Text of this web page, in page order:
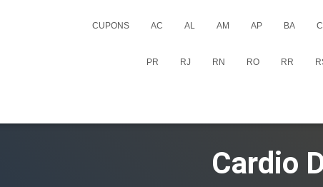
CUPONS AC AL AM AP BA
PR RJ RN RO RR
Cardio